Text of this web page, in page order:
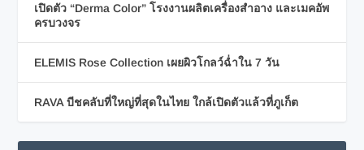
เปิดตัว “Derma Color” โรงงานผลิตเครื่องสำอาง และเมคอัพ
ครบวงจร
ELEMIS Rose Collection เผยผิวโกลว์ฉ่ำใน 7 วัน
RAVA บีชคลับที่ใหญ่ที่สุดในไทย ใกล้เปิดตัวแล้วที่ภูเก็ต